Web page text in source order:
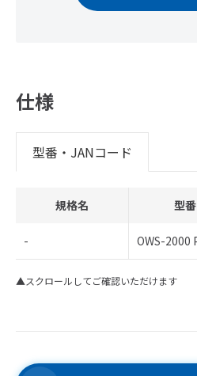
仕様
型番・JANコード
規格名 型番
- OWS-2000
▲スクロールしてご確認いただけます